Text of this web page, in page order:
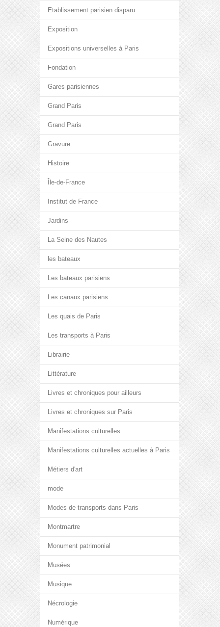
Etablissement parisien disparu
Exposition
Expositions universelles à Paris
Fondation
Gares parisiennes
Grand Paris
Grand Paris
Gravure
Histoire
Île-de-France
Institut de France
Jardins
La Seine des Nautes
les bateaux
Les bateaux parisiens
Les canaux parisiens
Les quais de Paris
Les transports à Paris
Librairie
Littérature
Livres et chroniques pour ailleurs
Livres et chroniques sur Paris
Manifestations culturelles
Manifestations culturelles actuelles à Paris
Métiers d'art
mode
Modes de transports dans Paris
Montmartre
Monument patrimonial
Musées
Musique
Nécrologie
Numérique